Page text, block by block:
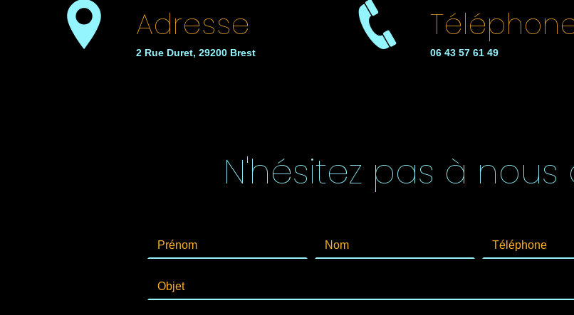
Adresse
2 Rue Duret, 29200 Brest 06 43 57 61 49
N'hésitez pas à